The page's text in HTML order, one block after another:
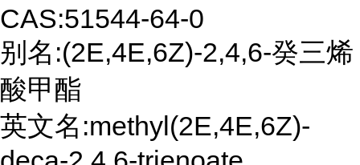
CAS:51544-64-0
别名:(2E,4E,6Z)-2,4,6-癸三烯
酸甲酯
英文名:methyl(2E,4E,6Z)-